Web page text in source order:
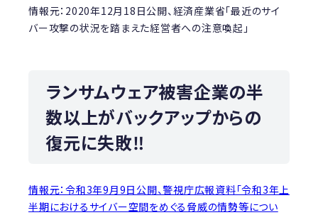
情報元：2020年12月18日公開、経済産業省「最近のサイ
バー攻撃の状況を踏まえた経営者への注意喚起」
ランサムウェア被害企業の半
数以上がバックアップからの
復元に失敗‼
情報元：令和3年9月9日公開、警視庁広報資料「令和3年上
半期におけるサイバー空間をめぐる脅威の情勢等につい